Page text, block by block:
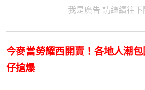
我是廣告 請繼續往下
今麥當勞耀西開賣！各地人潮
仔搶爆